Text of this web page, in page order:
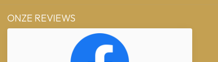
ONZE REVIEWS